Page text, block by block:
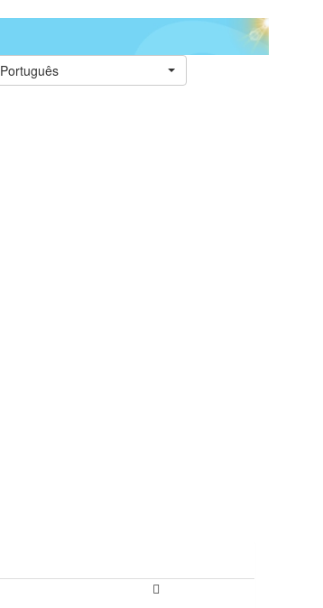
Português